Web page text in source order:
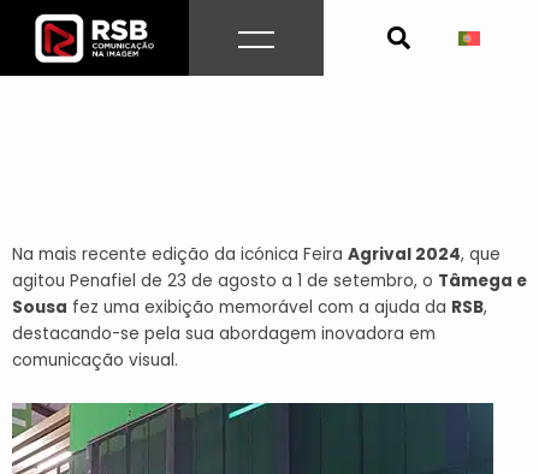
content
Na mais recente edição da icónica Feira Agrival 2024, que
agitou Penafiel de 23 de agosto a 1 de setembro, o Tâmega e
Sousa fez uma exibição memorável com a ajuda da RSB,
destacando-se pela sua abordagem inovadora em
comunicação visual.